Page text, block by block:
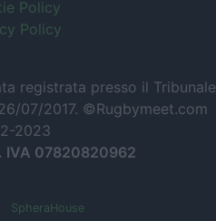
Policy
Policy
registrata presso il Tribunale
07/2017. ©Rugbymeet.com
2023
IVA 07820820962
SpheraHouse